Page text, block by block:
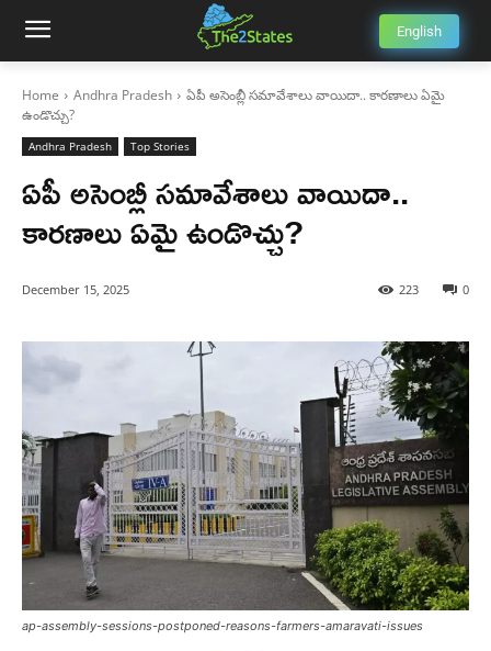
English
Home Andhra Pradesh
ఏపీ అసెంబ్లీ సమావేశాలు వాయిదా.. కారణాలు ఏమై
ఉండొచ్చు?
Andhra Pradesh Top Stories
ఏపీ అసెంబ్లీ సమావేశాలు వాయిదా..
కారణాలు ఏమై ఉండొచ్చు?
December 15, 2025 0
223
ap-assembly-sessions-postponed-reasons-farmers-amaravati-issues